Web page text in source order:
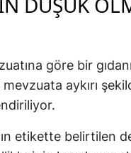
göre bir
aykırı
etikette belirtilen